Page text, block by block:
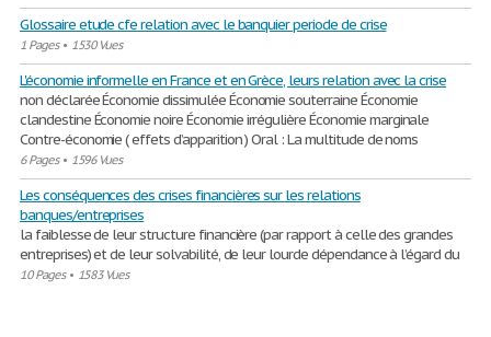
Glossaire etude cfe relation avec le banquier periode de crise
1 Pages• 1530 Vues
L'économie informelle en France et en Grèce, leurs relation avec la crise
non déclarée Économie dissimulée Économie souterraine Économie
clandestine Économie noire Économie irrégulière Économie marginale
Contre-économie ( effets d’apparition ) Oral : La multitude de noms
6 Pages• 1596 Vues
Les conséquences des crises financières sur les relations
banques/entreprises
la faiblesse de leur structure financière (par rapport à celle des grandes
entreprises) et de leur solvabilité, de leur lourde dépendance à l’égard du
10 Pages• 1583 Vues